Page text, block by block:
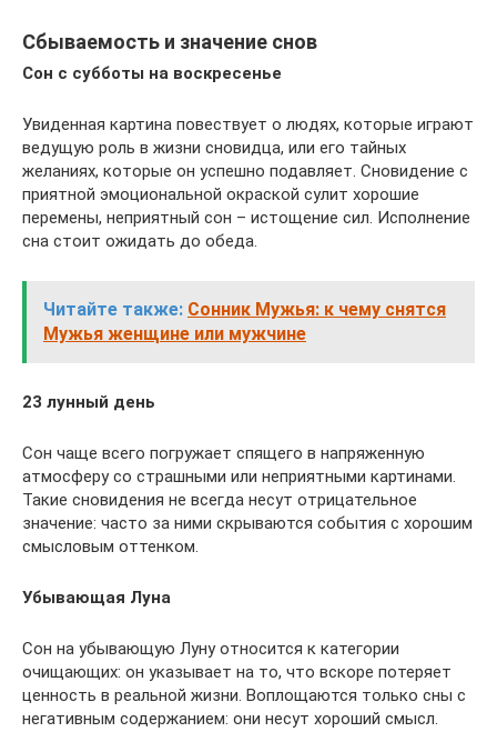
Сбываемость и значение снов
Сон с субботы на воскресенье
Увиденная картина повествует о людях, которые играют
ведущую роль в жизни сновидца, или его тайных
желаниях, которые он успешно подавляет. Сновидение с
приятной эмоциональной окраской сулит хорошие
перемены, неприятный сон – истощение сил. Исполнение
сна стоит ожидать до обеда.
Читайте также: Сонник Мужья: к чему снятся
Мужья женщине или мужчине
23 лунный день
Сон чаще всего погружает спящего в напряженную
атмосферу со страшными или неприятными картинами.
Такие сновидения не всегда несут отрицательное
значение: часто за ними скрываются события с хорошим
смысловым оттенком.
Убывающая Луна
Сон на убывающую Луну относится к категории
очищающих: он указывает на то, что вскоре потеряет
ценность в реальной жизни. Воплощаются только сны с
негативным содержанием: они несут хороший смысл.